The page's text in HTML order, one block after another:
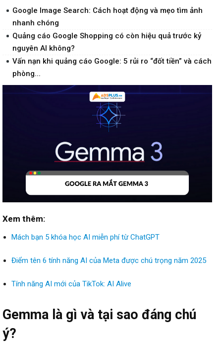
Google Image Search: Cách hoạt động và mẹo tìm ảnh
nhanh chóng
Quảng cáo Google Shopping có còn hiệu quả trước kỷ
nguyên AI không?
Vấn nạn khi quảng cáo Google: 5 rủi ro “đốt tiền” và cách
phòng...
Xem thêm:
Mách bạn 5 khóa học AI miễn phí từ ChatGPT
Điểm tên 6 tính năng AI của Meta được chú trọng năm 2025
Tính năng AI mới của TikTok: AI Alive
Gemma là gì và tại sao đáng chú
ý?